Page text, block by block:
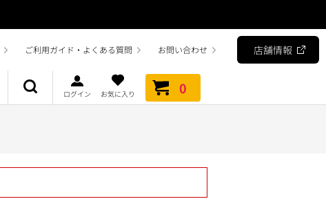
ご利用ガイド・よくある質問 お問い合わせ 店舗情報
ログイン お気に入り 0